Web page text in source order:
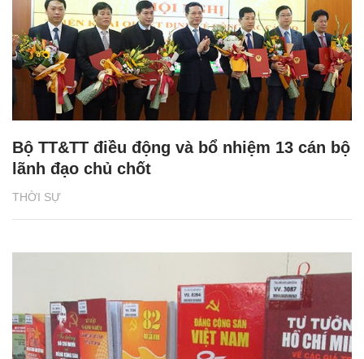
THỜI SỰ
Bộ TT&TT điều động và bổ nhiệm 13 cán bộ
lãnh đạo chủ chốt